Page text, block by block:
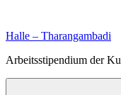
springen
Halle – Tharangambadi
Arbeitsstipendium der